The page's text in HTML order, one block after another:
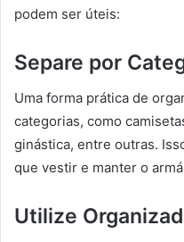
podem ser úteis:
Separe por
Uma forma prática de
categorias, como
ginástica, entre outras.
que vestir e manter o
Utilize